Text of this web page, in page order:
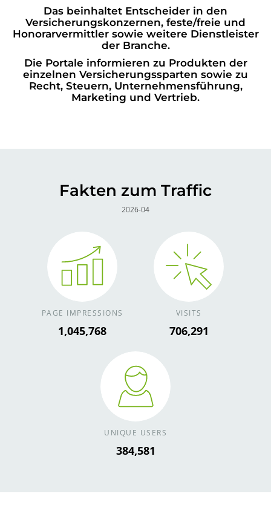
Das beinhaltet Entscheider in den
Versicherungskonzernen, feste/freie und
Honorarvermittler sowie weitere Dienstleister
der Branche.
Die Portale informieren zu Produkten der
einzelnen Versicherungssparten sowie zu
Recht, Steuern, Unternehmensführung,
Marketing und Vertrieb.
Fakten zum Traffic
2026-04
PAGE IMPRESSIONS
1,176,489
VISITS
794,577
UNIQUE USERS
432,653